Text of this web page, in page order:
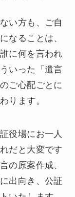
い方も、ご自
なることは、
に何を言われ
いった「遺言
ご心配ごとに
ります。
役場にお一人
だと大変です
の原案作成、
出向き、公証